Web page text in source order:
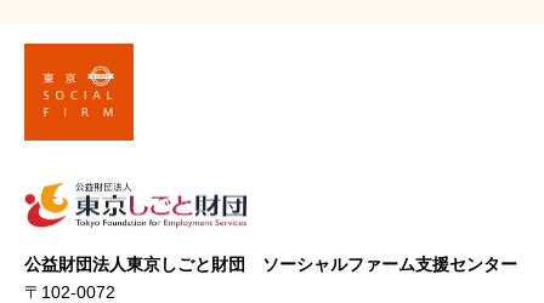
公益財団法人東京しごと財団 ソーシャルファーム支援センター
〒102-0072